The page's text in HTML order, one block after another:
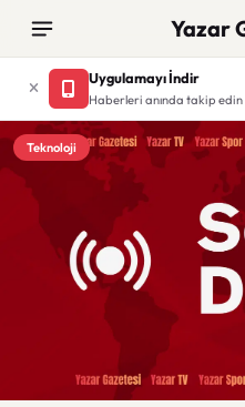
Yazar
Uygulamayı İndir
Haberleri anında takip edin
Teknoloji